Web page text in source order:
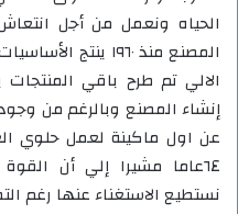
الحياه ونعمل من أجل
المصنع منذ ١٩٦٠
الالي تم طرح باقي
إنشاء المصنع وبالرغم من
عن اول ماكينة لعمل حلوي
٦٤عاما مشيرا إلي أن
نستطيع الاستغناء عنها رغم